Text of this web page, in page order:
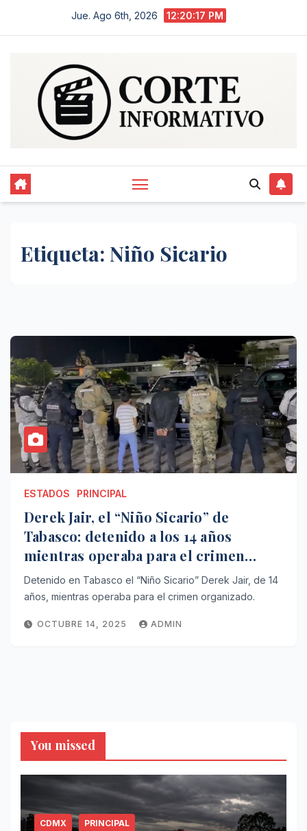
Jue. Ago 6th, 2026 12:20:17 PM
Etiqueta: Niño Sicario
ESTADOS PRINCIPAL
Derek Jair, el “Niño Sicario” de
Tabasco: detenido a los 14 años
mientras operaba para el crimen
organizado
Detenido en Tabasco el “Niño Sicario” Derek Jair, de 14
años, mientras operaba para el crimen organizado.
OCTUBRE 14, 2025 ADMIN
You missed
CDMX PRINCIPAL